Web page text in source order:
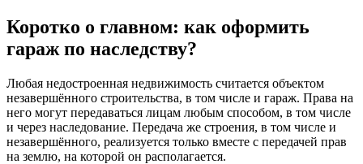
Коротко о главном: как оформить
гараж по наследству?
Любая недостроенная недвижимость считается объектом
незавершённого строительства, в том числе и гараж. Права на
него могут передаваться лицам любым способом, в том числе
и через наследование. Передача же строения, в том числе и
незавершённого, реализуется только вместе с передачей прав
на землю, на которой он располагается.